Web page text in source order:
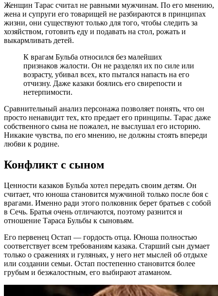
Женщин Тарас считал не равными мужчинам. По его мнению,
жена и супруги его товарищей не разбираются в принципах
жизни, они существуют только для того, чтобы следить за
хозяйством, готовить еду и подавать на стол, рожать и
выкармливать детей.
К врагам Бульба относился без малейших
признаков жалости. Он не разделял их по силе или
возрасту, убивал всех, кто пытался напасть на его
отчизну. Даже казаки боялись его свирепости и
нетерпимости.
Сравнительный анализ персонажа позволяет понять, что он
просто ненавидит тех, кто предает его принципы. Тарас даже
собственного сына не пожалел, не выслушал его историю.
Никакие чувства, по его мнению, не должны стоять впереди
любви к родине.
Конфликт с сыном
Ценности казаков Бульба хотел передать своим детям. Он
считает, что юноша становится мужчиной только после боя с
врагами. Именно ради этого полковник берет братьев с собой
в Сечь. Братья очень отличаются, поэтому разнится и
отношение Тараса Бульбы к сыновьям.
Его первенец Остап — гордость отца. Юноша полностью
соответствует всем требованиям казака. Старший сын думает
только о сражениях и гуляньях, у него нет мыслей об отдыхе
или создании семьи. Остап постепенно становится более
грубым и безжалостным, его выбирают атаманом.